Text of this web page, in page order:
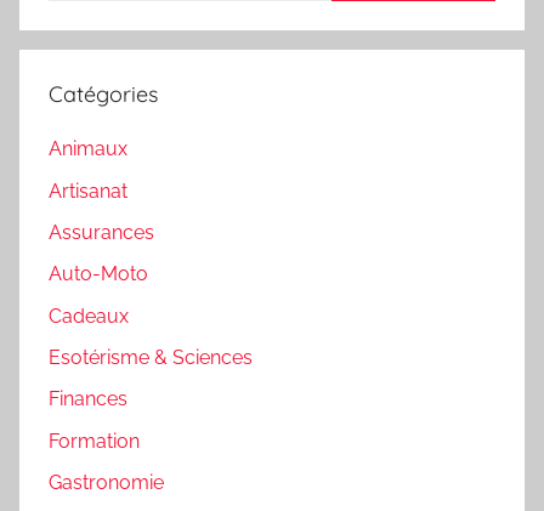
Catégories
Animaux
Artisanat
Assurances
Auto-Moto
Cadeaux
Esotérisme & Sciences
Finances
Formation
Gastronomie